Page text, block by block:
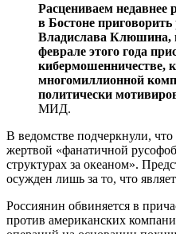
Расцениваем недавнее
в Бостоне
Владислава Клюшина,
феврале этого года
кибермошенничестве,
многомиллионной
политически
МИД.
В ведомстве подчеркнули,
жертвой «фанатичной
структурах за океаном».
осужден лишь за то, что
Россиянин обвиняется в
против американских